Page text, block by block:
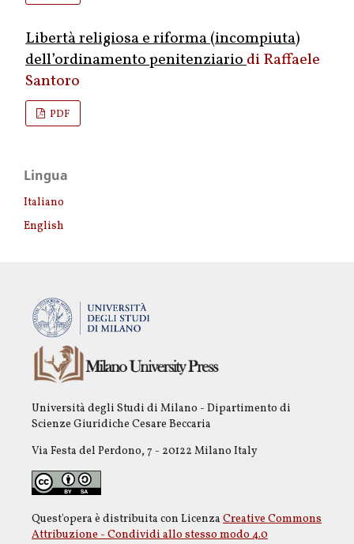
Libertà religiosa e riforma (incompiuta)
dell’ordinamento penitenziario
Raffaele
Santoro
PDF
Lingua
Italiano
English
Università degli Studi di Milano - Dipartimento di
Scienze Giuridiche Cesare Beccaria
Via Festa del Perdono, 7 - 20122 Milano Italy
Quest'opera è distribuita con Licenza Creative Commons
Attribuzione - Condividi allo stesso modo 4.0